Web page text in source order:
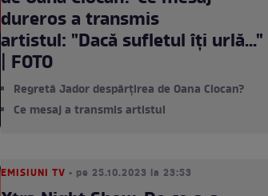
dureros a transmis
artistul: "Dacă sufletul îți urlă..."
| FOTO
Regretă Jador despărțirea de Oana Ciocan?
Ce mesaj a transmis artistul
EMISIUNI TV • pe 25.10.2023 la 23:53